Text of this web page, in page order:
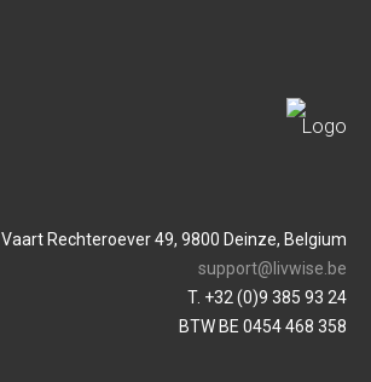
Vaart Rechteroever 49, 9800 Deinze, Belgium
support@livwise.be
T. +32 (0)9 385 93 24
BTW BE 0454 468 358